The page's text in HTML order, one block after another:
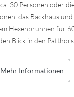
30 Personen oder
das Backhaus
Hexenbrunnen für
Blick in den
Mehr Informationen